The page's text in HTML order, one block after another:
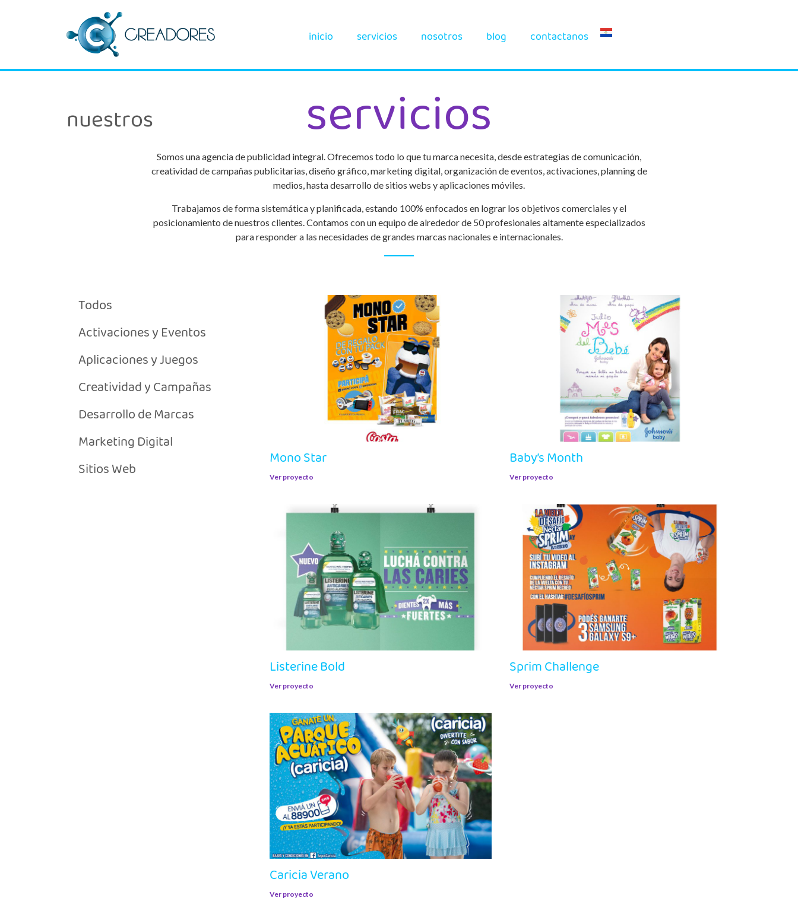
inicio servicios nosotros blog contactanos
nuestros servicios
Somos una agencia de publicidad integral. Ofrecemos todo lo que tu marca necesita, desde estrategias de comunicación,
creatividad de campañas publicitarias, diseño gráfico, marketing digital, organización de eventos, activaciones, planning de
medios, hasta desarrollo de sitios webs y aplicaciones móviles.
Trabajamos de forma sistemática y planificada, estando 100% enfocados en lograr los objetivos comerciales y el
posicionamiento de nuestros clientes. Contamos con un equipo de alrededor de 50 profesionales altamente especializados
para responder a las necesidades de grandes marcas nacionales e internacionales.
Todos
Activaciones y Eventos
Aplicaciones y Juegos
Creatividad y Campañas
Desarrollo de Marcas
Marketing Digital
Sitios Web
Mono Star
Ver proyecto
Baby’s Month
Ver proyecto
Listerine Bold
Ver proyecto
Sprim Challenge
Ver proyecto
Caricia Verano
Ver proyecto